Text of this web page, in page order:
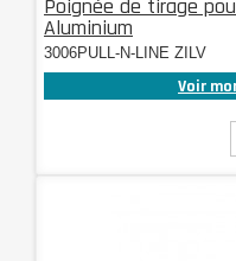
Poignée de tirage
Aluminium
3006PULL-N-LINE ZILV
Voir